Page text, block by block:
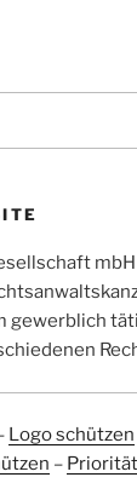
gewerblich
Logo schützen
–